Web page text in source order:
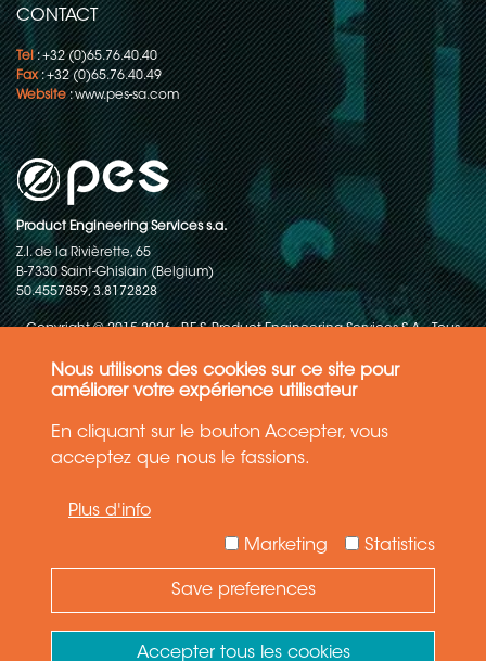
Nous utilisons des cookies sur ce site pour
améliorer votre expérience utilisateur
En cliquant sur le bouton Accepter, vous
acceptez que nous le fassions.
Plus d'info
Statistics
Marketing
Save preferences
Accepter tous les cookies
CONTACT
Tel: +32 (0)65.76.40.40
Fax: +32 (0)65.76.40.49
Website:www.pes-sa.com
Product Engineering Services s.a.
Z.I. de la Rivièrette, 65
B-7330 Saint-Ghislain (Belgium)
50.4557859, 3.8172828
Copyright © 2015-2026 - P.E.S. Product Engineering Services S.A. - Tous
Politique de protection des données
Conditions générales de ventes
récent de la technique. Les détails et les spécifications sont
Need Help ?
Ask your question